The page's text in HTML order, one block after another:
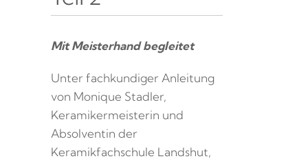
Mit Meisterhand begleitet
Unter fachkundiger Anleitung
von Monique Stadler,
Keramikermeisterin und
Absolventin der
Keramikfachschule Landshut,